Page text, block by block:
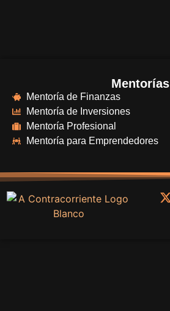
Mentorías
Mentoría de Finanzas
Mentoría de Inversiones
Mentoría Profesional
Mentoría para Emprendedores